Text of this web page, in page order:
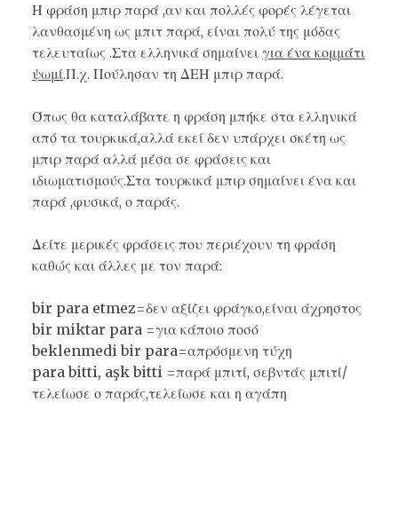
Η φράση μπιρ παρά ,αν και πολλές φορές λέγεται
λανθασμένη ως μπιτ παρά, είναι πολύ της μόδας
τελευταίως .Στα ελληνικά σημαίνει για ένα κομμάτι
ψωμί.Π.χ. Πούλησαν τη ΔΕΗ μπιρ παρά.
Όπως θα καταλάβατε η φράση μπήκε στα ελληνικά
από τα τουρκικά,αλλά εκεί δεν υπάρχει σκέτη ως
μπιρ παρά αλλά μέσα σε φράσεις και
ιδιωματισμούς.Στα τουρκικά μπιρ σημαίνει ένα και
παρά ,φυσικά, ο παράς.
Δείτε μερικές φράσεις που περιέχουν τη φράση
καθώς και άλλες με τον παρά:
bir para etmez=δεν αξίζει φράγκο,είναι άχρηστος
bir miktar para =για κάποιο ποσό
beklenmedi bir para=απρόσμενη τύχη
parabitti, aşk bitti =παρά μπιτί, σεβντάς μπιτί/
τελείωσε ο παράς,τελείωσε και η αγάπη